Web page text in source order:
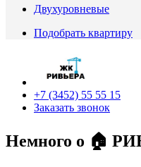
Двухуровневые
Подобрать квартиру
+7 (3452) 55 55 15
Заказать звонок
Немного о 🏠